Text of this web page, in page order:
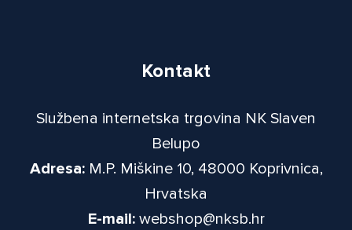
Kontakt
Službena internetska trgovina NK Slaven
Belupo
Adresa:M.P. Miškine 10, 48000 Koprivnica,
Hrvatska
E-mail: webshop@nksb.hr